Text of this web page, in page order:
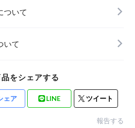
ついて
いて
をシェアする
ェア LINE ツイート
報告する